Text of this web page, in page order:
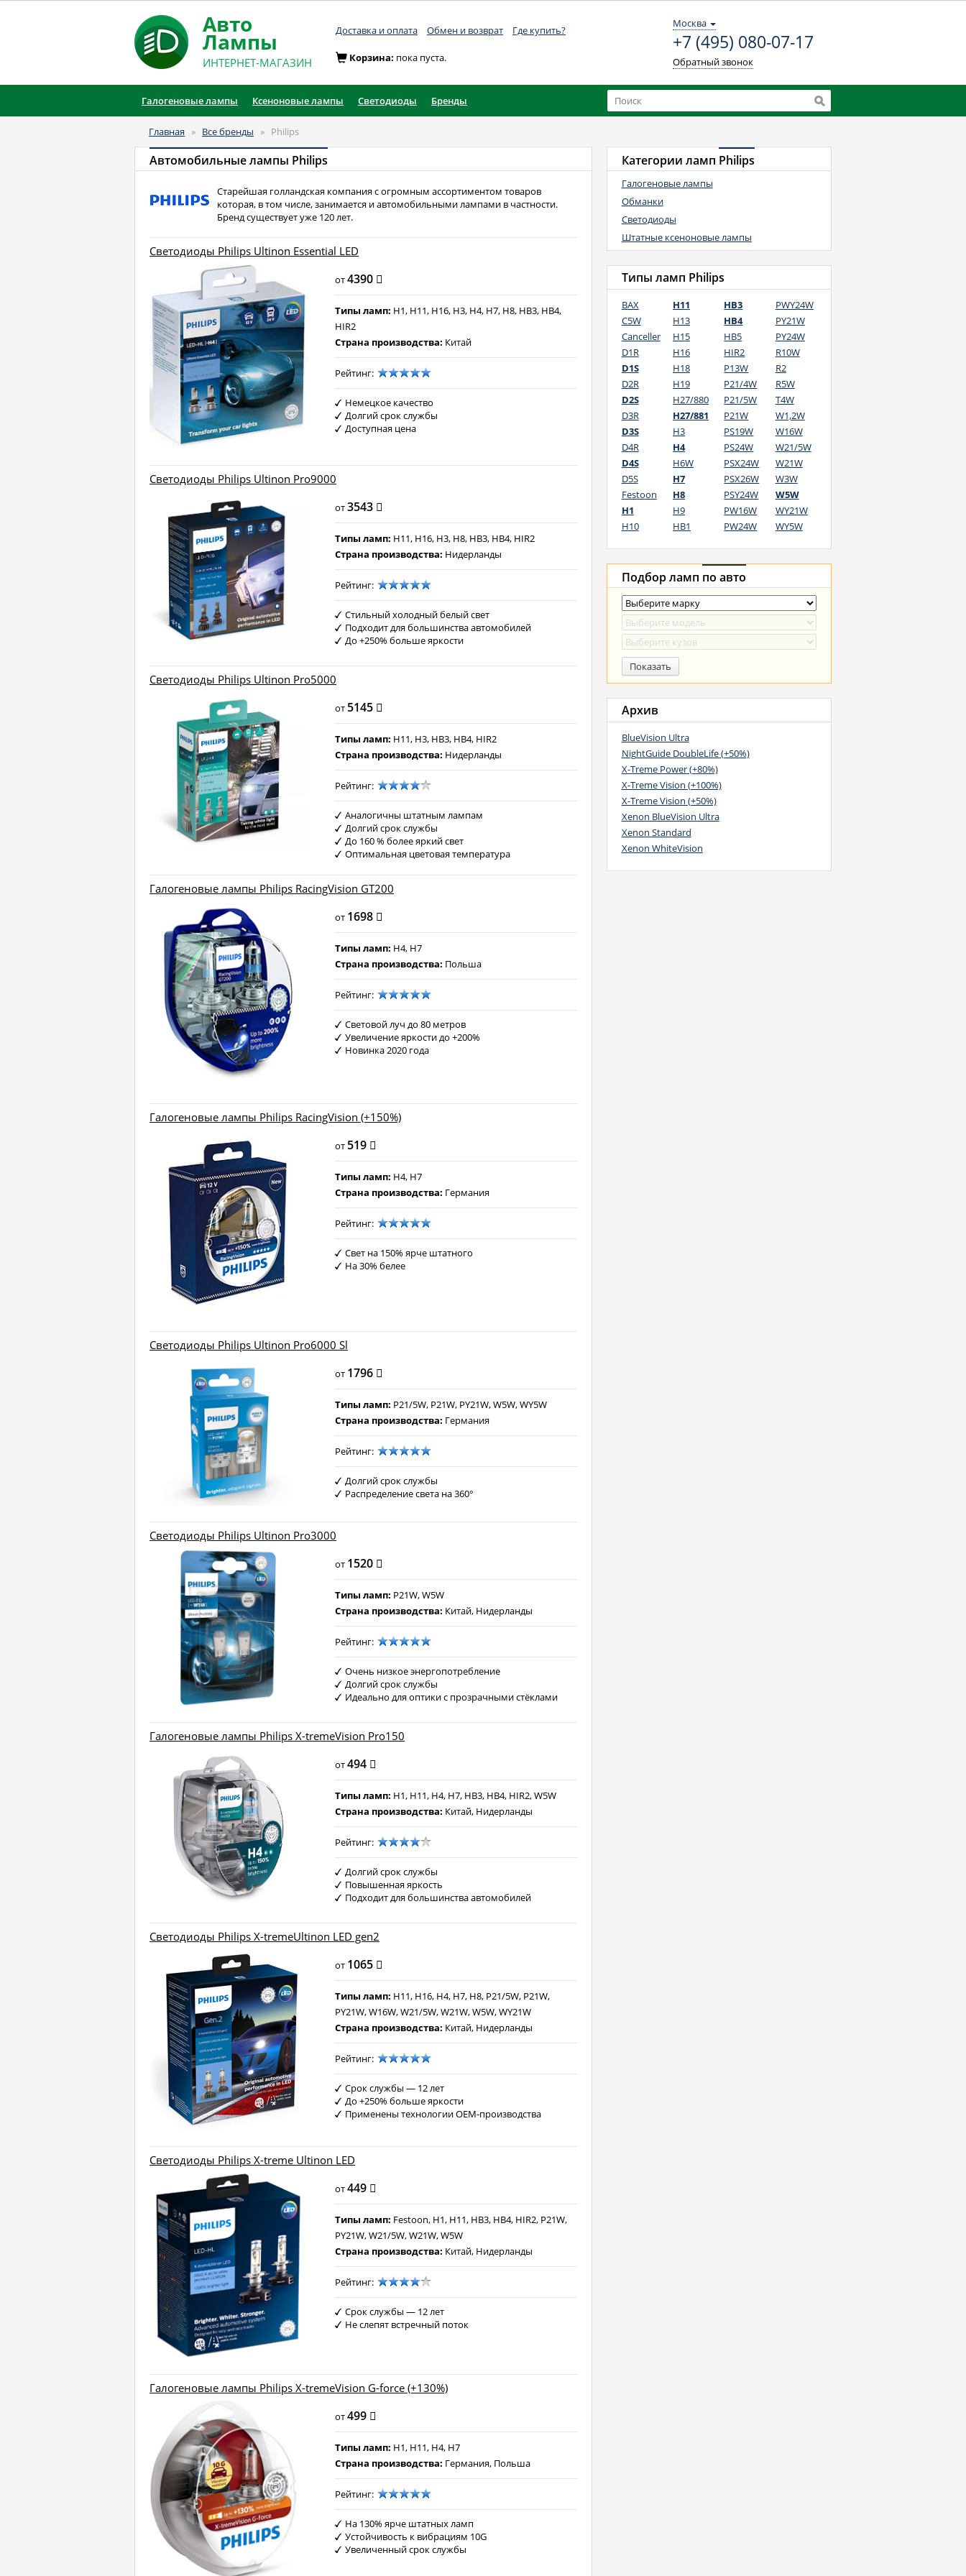
Авто
Лампы
ИНТЕРНЕТ-МАГАЗИН
Доставка и оплата Обмен и возврат Где купить?
Москва
+7 (495) 080-07-17
Обратный звонок
Корзина: пока пуста.
Галогеновые лампы Ксеноновые лампы Светодиоды Бренды
Главная » Все бренды » Philips
Автомобильные лампы Philips
Старейшая голландская компания с огромным ассортиментом товаров
которая, в том числе, занимается и автомобильными лампами в частности.
Бренд существует уже 120 лет.
Светодиоды Philips Ultinon Essential LED
от4390
Типы ламп: H1, H11, H16, H3, H4, H7, H8, HB3, HB4,
HIR2
Страна производства: Китай
Рейтинг:
Немецкое качество
Долгий срок службы
Доступная цена
Светодиоды Philips Ultinon Pro9000
от3543
Типы ламп: H11, H16, H3, H8, HB3, HB4, HIR2
Страна производства: Нидерланды
Рейтинг:
Стильный холодный белый свет
Подходит для большинства автомобилей
До +250% больше яркости
Светодиоды Philips Ultinon Pro5000
от 5145
Типы ламп: H11, H3, HB3, HB4, HIR2
Страна производства: Нидерланды
Рейтинг:
Аналогичны штатным лампам
Долгий срок службы
До 160 % более яркий свет
Оптимальная цветовая температура
Галогеновые лампы Philips RacingVision GT200
от 1698
Типы ламп: H4, H7
Страна производства: Польша
Рейтинг:
Световой луч до 80 метров
Увеличение яркости до +200%
Новинка 2020 года
Галогеновые лампы Philips RacingVision (+150%)
от 519
Типы ламп: H4, H7
Страна производства: Германия
Рейтинг:
Свет на 150% ярче штатного
На 30% белее
Светодиоды Philips Ultinon Pro6000 Sl
от 1796
Типы ламп: P21/5W, P21W, PY21W, W5W, WY5W
Страна производства: Германия
Рейтинг:
Долгий срок службы
Распределение света на 360°
Светодиоды Philips Ultinon Pro3000
от 1520
Типы ламп: P21W, W5W
Страна производства: Китай, Нидерланды
Рейтинг:
Очень низкое энергопотребление
Долгий срок службы
Идеально для оптики с прозрачными стёклами
Галогеновые лампы Philips X-tremeVision Pro150
от494
Типы ламп: H1, H11, H4, H7, HB3, HB4, HIR2, W5W
Страна производства: Китай, Нидерланды
Рейтинг:
Долгий срок службы
Повышенная яркость
Подходит для большинства автомобилей
Светодиоды Philips X-tremeUltinon LED gen2
от 1065
Типы ламп: H11, H16, H4, H7, H8, P21/5W, P21W,
PY21W, W16W, W21/5W, W21W, W5W, WY21W
Страна производства: Китай, Нидерланды
Рейтинг:
Срок службы — 12 лет
До +250% больше яркости
Применены технологии OEM-производства
Светодиоды Philips X-treme Ultinon LED
от449
Типы ламп: Festoon, H1, H11, HB3, HB4, HIR2, P21W,
PY21W, W21/5W, W21W, W5W
Страна производства: Китай, Нидерланды
Рейтинг:
Срок службы — 12 лет
Не слепят встречный поток
Галогеновые лампы Philips X-tremeVision G-force (+130%)
от499
Типы ламп: H1, H11, H4, H7
Страна производства: Германия, Польша
Рейтинг:
На 130% ярче штатных ламп
Устойчивость к вибрациям 10G
Увеличенный срок службы
Категории ламп Philips
Галогеновые лампы
Обманки
Светодиоды
Штатные ксеноновые лампы
Типы ламп Philips
BAX
C5W
Canceller
D1R
D1S
D2R
D2S
D3R
D3S
D4R
D4S
D5S
Festoon
H1
H10
H11
H13
H15
H16
H18
H19
H27/880
H27/881
H3
H4
H6W
H7
H8
H9
HB1
HB3
HB4
HB5
HIR2
P13W
P21/4W
P21/5W
P21W
PS19W
PS24W
PSX24W
PSX26W
PSY24W
PW16W
PW24W
PWY24W
PY21W
PY24W
R10W
R2
R5W
T4W
W1,2W
W16W
W21/5W
W21W
W3W
W5W
WY21W
WY5W
Подбор ламп по авто
Показать
Архив
BlueVision Ultra
NightGuide DoubleLife (+50%)
X-Treme Power (+80%)
X-Treme Vision (+100%)
X-Treme Vision (+50%)
Xenon BlueVision Ultra
Xenon Standard
Xenon WhiteVision